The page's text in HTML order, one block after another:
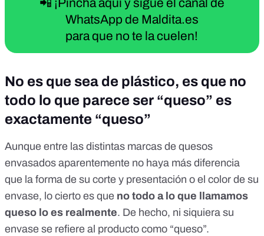
📲 ¡Pincha aquí y sigue el canal de
WhatsApp de Maldita.es
para que no te la cuelen!
No es que sea de plástico, es que no
todo lo que parece ser “queso” es
exactamente “queso”
Aunque entre las distintas marcas de quesos
envasados aparentemente no haya más diferencia
que la forma de su corte y presentación o el color de su
envase, lo cierto es que no todo a lo que llamamos
queso lo es realmente. De hecho, ni siquiera su
envase se refiere al producto como “queso”.